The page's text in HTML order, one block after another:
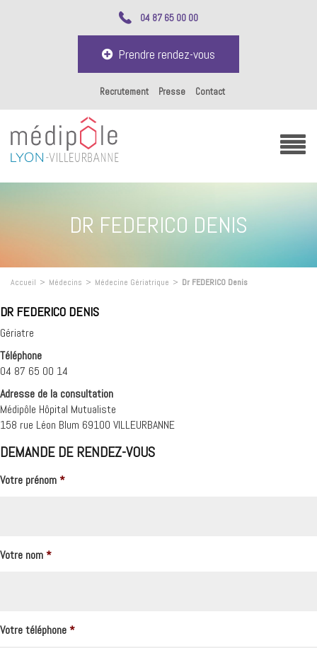
04 87 65 00 00
Prendre rendez-vous
Recrutement Presse Contact
DR FEDERICO DENIS
Accueil > Médecins > Médecine Gériatrique > Dr FEDERICO Denis
DR FEDERICO DENIS
Gériatre
Téléphone
04 87 65 00 14
Adresse de la consultation
Médipôle Hôpital Mutualiste
158 rue Léon Blum 69100 VILLEURBANNE
DEMANDE DE RENDEZ-VOUS
Votre prénom*
Votre nom*
Votre téléphone*